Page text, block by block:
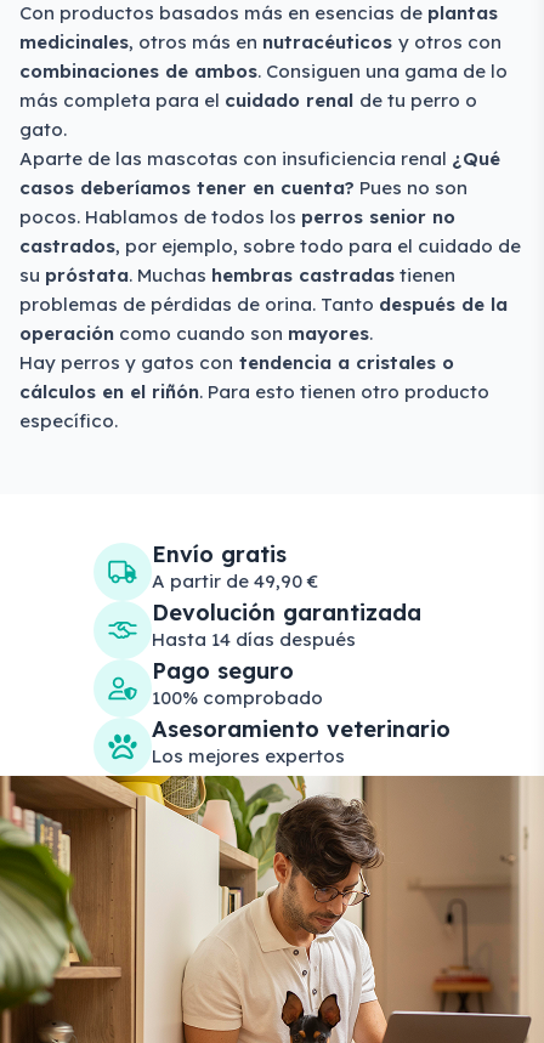
Con productos basados más en esencias de plantas
medicinales, otros más en nutracéuticos y otros con
combinaciones de ambos. Consiguen una gama de lo
más completa para el cuidado renal de tu perro o
gato.
Aparte de las mascotas con insuficiencia renal ¿Qué
casos deberíamos tener en cuenta? Pues no son
pocos. Hablamos de todos los perros senior no
castrados, por ejemplo, sobre todo para el cuidado de
su próstata. Muchas hembras castradas tienen
problemas de pérdidas de orina. Tanto después de la
operación como cuando son mayores.
Hay perros y gatos con tendencia a cristales o
cálculos en el riñón. Para esto tienen otro producto
específico.
Envío gratis
A partir de 49,90 €
Devolución garantizada
Hasta 14 días después
Pago seguro
100% comprobado
Asesoramiento veterinario
Los mejores expertos